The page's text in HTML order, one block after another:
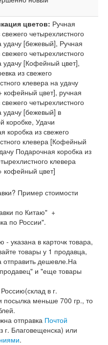
цветов: Ручная
свежего четырехлистного
удачу [бежевый], Ручная
свежего четырехлистного
удачу [Кофейный цвет],
из свежего
клевера на удачу
кофейный цвет], ручная
свежего четырехлистного
удачу [бежевый] в
коробке, Удачи
коробка из свежего
клевера [Кофейный
Подарочная коробка из
клевера
кофейный цвет]
Пример стоимости
по Китаю" +
по России".
- указана в карточк товара,
товары у 1 продавца,
отправить дешевле.На
и "еще товары
в г.
посылка меньше 700 гр., то
отправка Почтой
г. Благовещенска) или
.